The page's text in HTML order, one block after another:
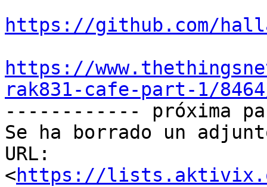
https://github.com/
https://
rak831-cafe-part-1/
------------ próxima
Se ha borrado un
URL:
<https://